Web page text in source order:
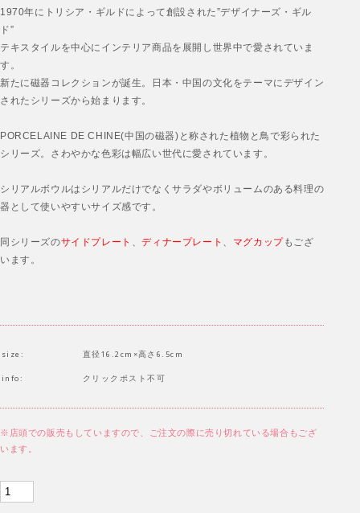
1970年にトリシア・ギルドによって創設された”デザイナーズ・ギル
ド”
テキスタイルを中心にインテリア商品を展開し世界中で愛されていま
す。
新たに磁器コレクションが誕生。日本・中国の文化をテーマにデザイン
されたシリーズから始まります。
PORCELAINE DE CHINE(中国の磁器)と称された植物と鳥で彩られた
シリーズ。さわやかな色彩は幅広い世代に愛されています。
シリアルボウルはシリアルだけでなくサラダやボリュームのある料理の
器として使いやすいサイズ感です。
同シリーズのサイドプレート 、ディナープレート 、 マグカップもござ
います。
size: 直径16.2cm×高さ6.5cm
info: クリックポスト不可
※店頭での販売もしていますので、ご注文の際に売り切れている場合もござ
います。